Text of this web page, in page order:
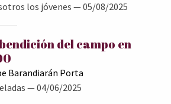
los jóvenes — 05/08/2025
del campo en
Barandiarán Porta
— 04/06/2025